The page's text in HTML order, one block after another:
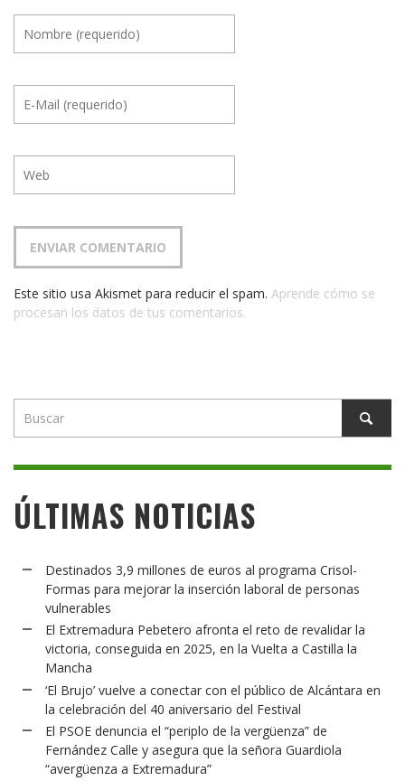
Este sitio usa Akismet para reducir el spam. Aprende cómo se
procesan los datos de tus comentarios.
ÚLTIMAS NOTICIAS
Destinados 3,9 millones de euros al programa Crisol-
Formas para mejorar la inserción laboral de personas
vulnerables
El Extremadura Pebetero afronta el reto de revalidar la
victoria, conseguida en 2025, en la Vuelta a Castilla la
Mancha
‘El Brujo’ vuelve a conectar con el público de Alcántara en
la celebración del 40 aniversario del Festival
El PSOE denuncia el “periplo de la vergüenza” de
Fernández Calle y asegura que la señora Guardiola
“avergüenza a Extremadura”